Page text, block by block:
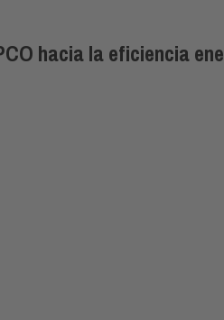
hacia la eficiencia